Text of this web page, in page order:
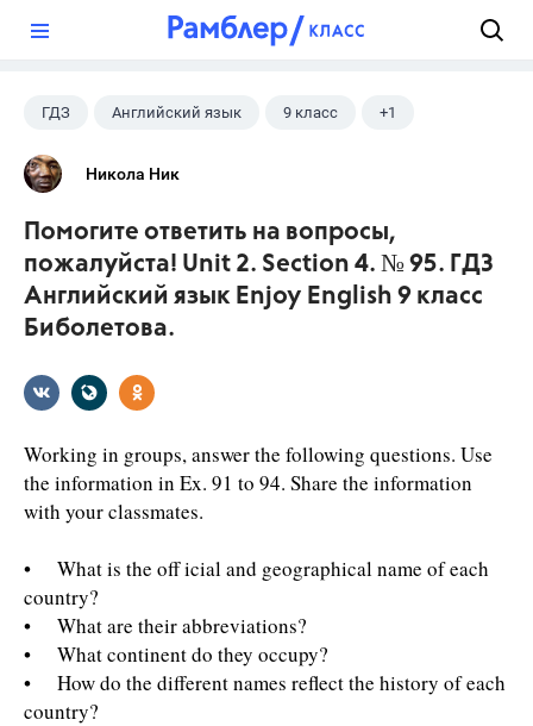
ГДЗ Английский язык 9 класс +1
Биболетова М. З.
Никола Ник
Помогите ответить на вопросы,
пожалуйста! Unit 2. Section 4. № 95. ГДЗ
Английский язык Enjoy English 9 класс
Биболетова.
Working in groups, answer the following questions. Use
the information in Ex. 91 to 94. Share the information
with your classmates.
• What is the off icial and geographical name of each
country?
• What are their abbreviations?
• What continent do they occupy?
• How do the different names reflect the history of each
country?